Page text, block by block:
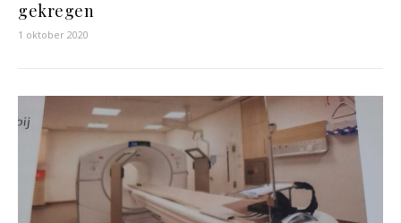
gekregen
1 oktober 2020